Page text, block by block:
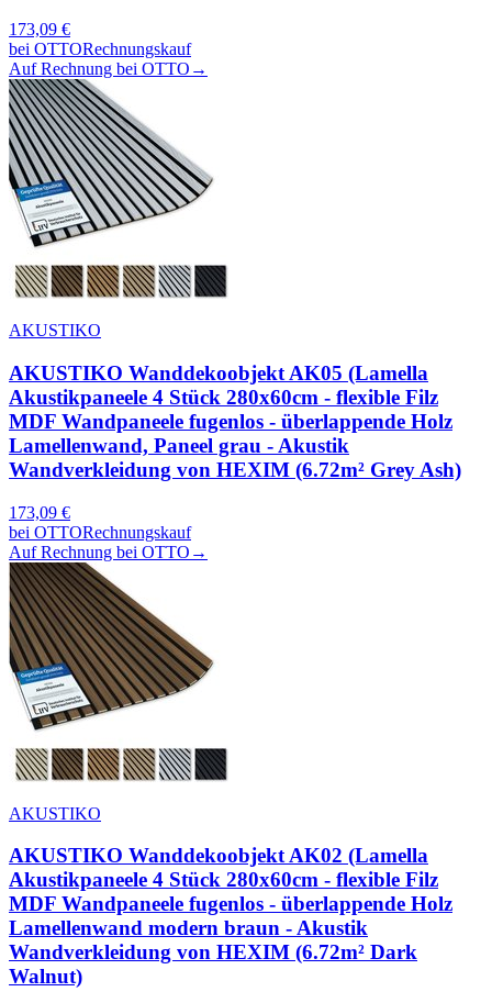
173,09 €
bei OTTORechnungskauf
Auf Rechnung bei OTTO →
AKUSTIKO
AKUSTIKO Wanddekoobjekt AK05 (Lamella
Akustikpaneele 4 Stück 280x60cm - flexible Filz
MDF Wandpaneele fugenlos - überlappende Holz
Lamellenwand, Paneel grau - Akustik
Wandverkleidung von HEXIM (6.72m² Grey Ash)
173,09 €
bei OTTORechnungskauf
Auf Rechnung bei OTTO →
AKUSTIKO
AKUSTIKO Wanddekoobjekt AK02 (Lamella
Akustikpaneele 4 Stück 280x60cm - flexible Filz
MDF Wandpaneele fugenlos - überlappende Holz
Lamellenwand modern braun - Akustik
Wandverkleidung von HEXIM (6.72m² Dark
Walnut)